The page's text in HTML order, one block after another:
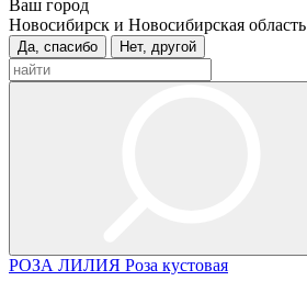
Ваш город
Новосибирск и Новосибирская область
Да, спасибо Нет, другой
РОЗА ЛИЛИЯ Роза кустовая